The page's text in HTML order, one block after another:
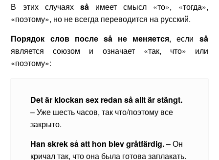
В этих случаях så имеет смысл «то», «тогда»,
«поэтому», но не всегда переводится на русский.
Порядок слов после så не меняется, если så
является союзом и означает «так, что» или
«поэтому»:
Det är klockan sex redan så allt är stängt.
– Уже шесть часов, так что/поэтому все
закрыто.
Hanskreksåatt hon blevgråtfärdig.– Он
кричал так, что она была готова заплакать.